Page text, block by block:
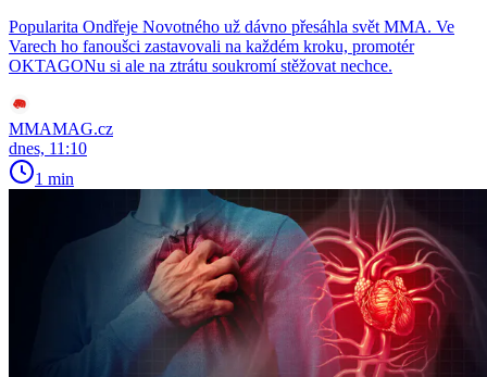
Popularita Ondřeje Novotného už dávno přesáhla svět MMA. Ve
Varech ho fanoušci zastavovali na každém kroku, promotér
OKTAGONu si ale na ztrátu soukromí stěžovat nechce.
MMAMAG.cz
dnes, 11:10
1 min